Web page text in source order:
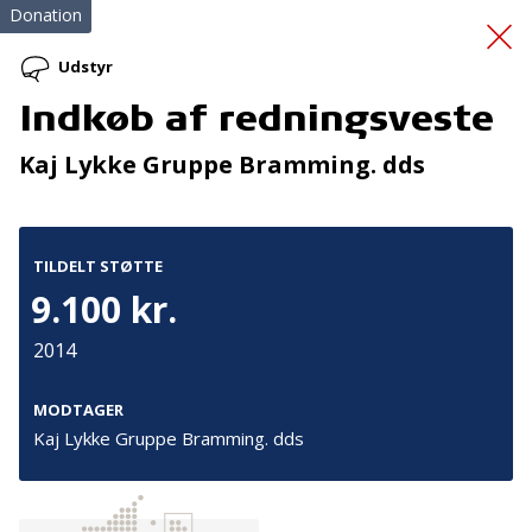
Redningsveste
Donation
Udstyr
Indkøb af redningsveste
Kaj Lykke Gruppe Bramming. dds
TILDELT STØTTE
9.100 kr.
2014
MODTAGER
Kaj Lykke Gruppe Bramming. dds
Tilmeld nyhedsbrev
De seneste nyheder om TrygFondens og TryghedsGruppens
aktiviteter direkte i din indbakke.
Tilmeld